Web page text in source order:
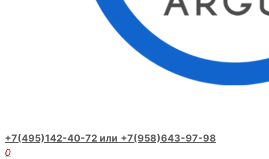
+7(495)142-40-72 или +7(958)643-97-98
0